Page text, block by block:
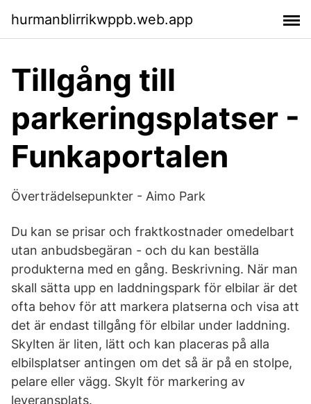
hurmanblirrikwppb.web.app
Tillgång till
parkeringsplatser -
Funkaportalen
Överträdelsepunkter - Aimo Park
Du kan se prisar och fraktkostnader omedelbart
utan anbudsbegäran - och du kan beställa
produkterna med en gång. Beskrivning. När man
skall sätta upp en laddningspark för elbilar är det
ofta behov för att markera platserna och visa att
det är endast tillgång för elbilar under laddning.
Skylten är liten, lätt och kan placeras på alla
elbilsplatser antingen om det så är på en stolpe,
pelare eller vägg. Skylt för markering av
leveransplats.